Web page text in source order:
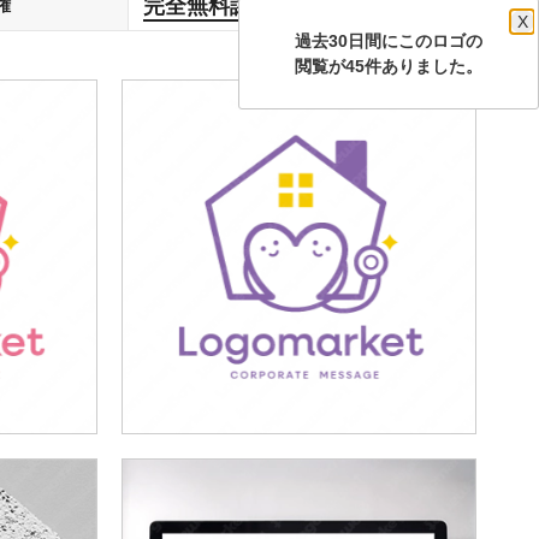
過去30日間にこのロゴの
X
閲覧が45件ありました。